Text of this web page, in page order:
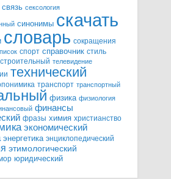
связь сексология
синонимы скачать
словарь сокращения
спорт справочник стиль
строительный телевидение
технический
транспорт транспортный
физика физиология
финансы
фразы химия христианство
экономический
энергетика энциклопедический
этимологический
юридический